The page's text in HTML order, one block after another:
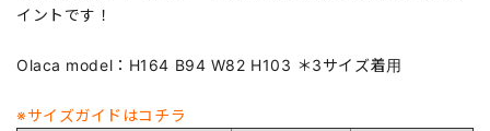
イントです！
Olaca model：H164 B94 W82 H103 ＊3サイズ着用
※サイズガイドはコチラ